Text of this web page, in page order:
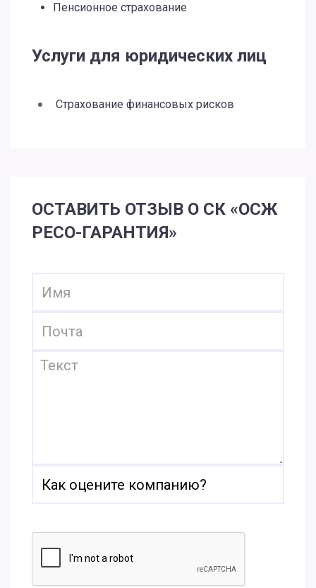
Пенсионное страхование
Услуги для юридических лиц
Страхование финансовых рисков
ОСТАВИТЬ ОТЗЫВ О СК «ОСЖ
РЕСО-ГАРАНТИЯ»